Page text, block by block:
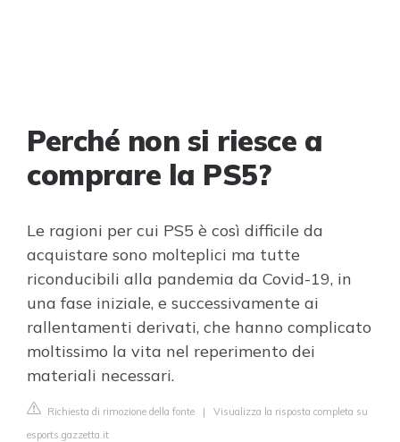
Perché non si riesce a
comprare la PS5?
Le ragioni per cui PS5 è così difficile da
acquistare sono molteplici ma tutte
riconducibili alla pandemia da Covid-19, in
una fase iniziale, e successivamente ai
rallentamenti derivati, che hanno complicato
moltissimo la vita nel reperimento dei
materiali necessari.
Richiesta di rimozione della fonte | Visualizza la risposta completa su
esports.gazzetta.it